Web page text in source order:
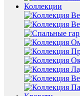
Коллекции